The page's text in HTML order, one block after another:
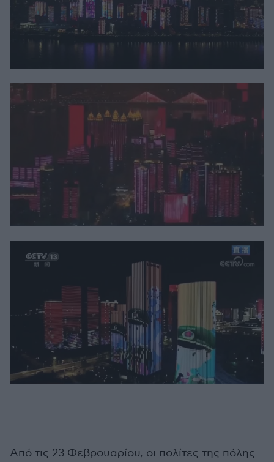
Από τις 23 Φεβρουαρίου, οι πολίτες της πόλης